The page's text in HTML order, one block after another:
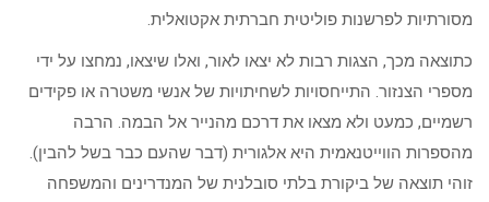
מסורתיות לפרשנות פוליטית חברתית אקטואלית.
כתוצאה מכך, הצגות רבות לא יצאו לאור, ואלו שיצאו, נמחצו על ידי
מספרי הצנזור. התייחסויות לשחיתויות של אנשי משטרה או פקידים
רשמיים, כמעט ולא מצאו את דרכם מהנייר אל הבמה. הרבה
מהספרות הווייטנאמית היא אלגורית (דבר שהעם כבר בשל להבין).
זוהי תוצאה של ביקורת בלתי סובלנית של המנדרינים והמשפחה